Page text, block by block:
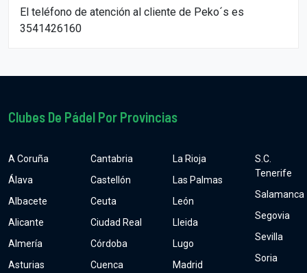
El teléfono de atención al cliente de Peko´s es
3541426160
Clubes De Pádel Por Provincias
A Coruña
Álava
Albacete
Alicante
Almería
Asturias
Cantabria
Castellón
Ceuta
Ciudad Real
Córdoba
Cuenca
La Rioja
Las Palmas
León
Lleida
Lugo
Madrid
S.C.
Tenerife
Salamanca
Segovia
Sevilla
Soria